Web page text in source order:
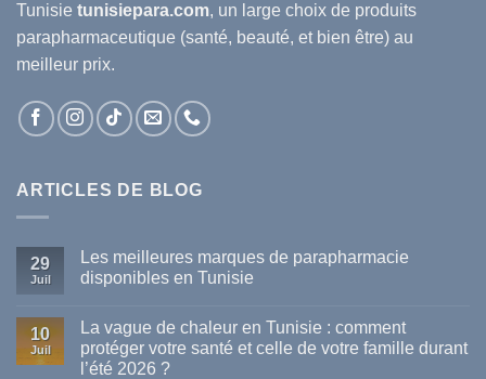
Tunisie tunisiepara.com, un large choix de produits
parapharmaceutique (santé, beauté, et bien être) au
meilleur prix.
ARTICLES DE BLOG
29
Juil
Les meilleures marques de parapharmacie
disponibles en Tunisie
sur
meilleures
marques
10
Juil
La vague de chaleur en Tunisie : comment
protéger votre santé et celle de votre famille durant
l’été 2026 ?